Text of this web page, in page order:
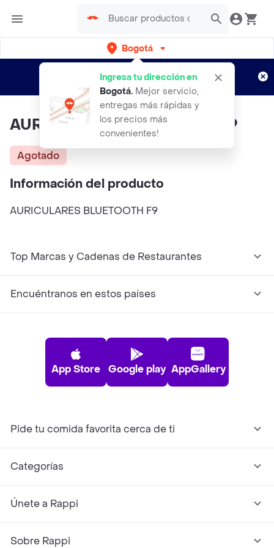
Bogotá
Ingresa tu dirección en
Bogotá. Mejor servicio,
entregas más rápidas y
los precios más
convenientes!
envíos gratis por semanas
Aplican TyC
AURICULARES BLUETOOTH F9
Agotado
Información del producto
AURICULARES BLUETOOTH F9
Top Marcas y Cadenas de Restaurantes
Encuéntranos en estos países
App Store Google play AppGallery
Pide tu comida favorita cerca de ti
Categorías
Únete a Rappi
Sobre Rappi